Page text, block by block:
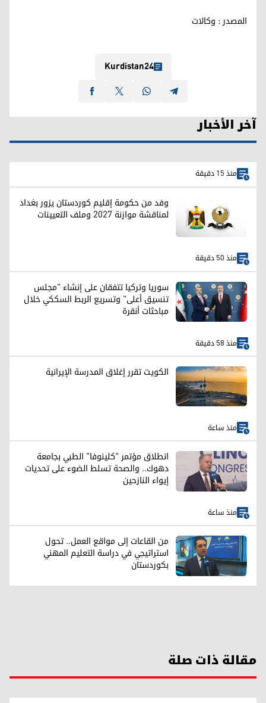
المصدر : وكالات
Kurdistan24
آخر الأخبار
منذ 15 دقيقة
وفد من حكومة إقليم كوردستان يزور بغداد
لمناقشة موازنة 2027 وملف التعيينات
منذ 50 دقيقة
سوريا وتركيا تتفقان على إنشاء "مجلس
تنسيق أعلى" وتسريع الربط السككي خلال
مباحثات أنقرة
منذ 58 دقيقة
الكويت تقرر إغلاق المدرسة الإيرانية
منذ ساعة
انطلاق مؤتمر "كلينوفا" الطبي بجامعة
دهوك.. والصحة تسلط الضوء على تحديات
إيواء النازحين
منذ ساعة
من القاعات إلى مواقع العمل.. تحول
استراتيجي في دراسة التعليم المهني
بكوردستان
مقالة ذات صلة